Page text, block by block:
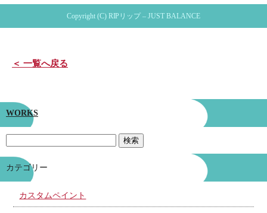
Copyright (C) RIPリップ – JUST BALANCE
＜ 一覧へ戻る
WORKS
カテゴリー
カスタムペイント